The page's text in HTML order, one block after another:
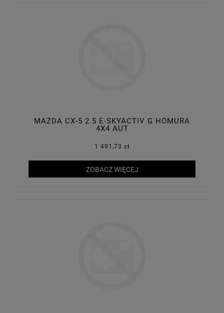
MAZDA CX-5 2.5 E-SKYACTIV G HOMURA
4X4 AUT
1 491,73 zł
ZOBACZ WIĘCEJ